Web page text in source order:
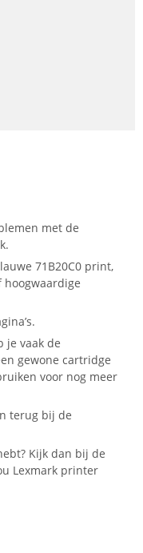
met de
71B20C0 print,
je vaak de
gewone cartridge
voor nog meer
terug bij de
Kijk dan bij de
Lexmark printer